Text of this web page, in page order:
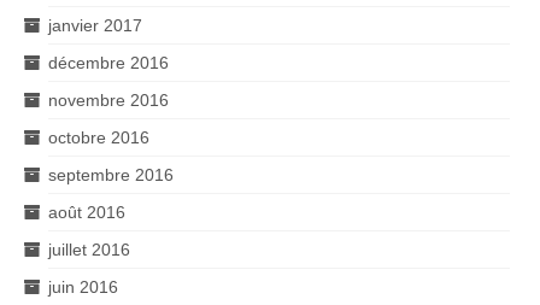
janvier 2017
décembre 2016
novembre 2016
octobre 2016
septembre 2016
août 2016
juillet 2016
juin 2016